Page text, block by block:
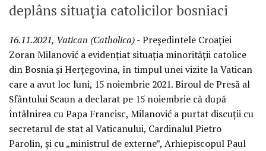
deplâns situația catolicilor bosniaci
16.11.2021, Vatican (Catholica)- Președintele Croației
Zoran Milanović a evidențiat situația minorității catolice
din Bosnia și Herțegovina, în timpul unei vizite la Vatican
care a avut loc luni, 15 noiembrie 2021. Biroul de Presă al
Sfântului Scaun a declarat pe 15 noiembrie că după
întâlnirea cu Papa Francisc, Milanović a purtat discuții cu
secretarul de stat al Vaticanului, Cardinalul Pietro
Parolin, și cu „ministrul de externe”, Arhiepiscopul Paul